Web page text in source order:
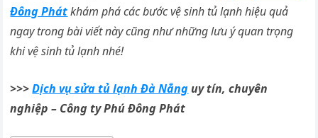
Đông Phátkhám phá các bước vệ sinh tủ lạnh hiệu quả
ngay trong bài viết này cũng như những lưu ý quan trọng
khi vệ sinh tủ lạnh nhé!
>>>Dịch vụ sửa tủ lạnh Đà Nẵng uy tín, chuyên
nghiệp – Công ty Phú Đông Phát